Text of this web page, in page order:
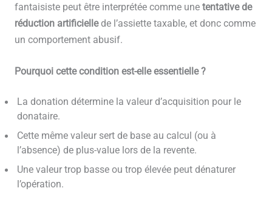
fantaisiste peut être interprétée comme une tentative de
réduction artificiellede l’assiette taxable, et donc comme
un comportement abusif.
Pourquoi cette condition est-elle essentielle ?
La donation détermine la valeur d’acquisition pour le
donataire.
Cette même valeur sert de base au calcul (ou à
l’absence) de plus-value lors de la revente.
Une valeur trop basse ou trop élevée peut dénaturer
l’opération.